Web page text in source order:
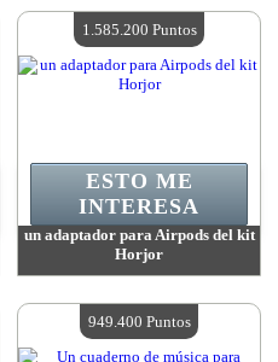
Cantidad disponible:4
un adaptador para Airpods del kit
Horjor
Cantidad disponible:4
ESTO ME
INTERESA
1.585.200 Puntos
949.400 Puntos